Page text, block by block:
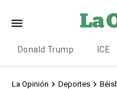
Donald Trump ICE
La Opinión Deportes